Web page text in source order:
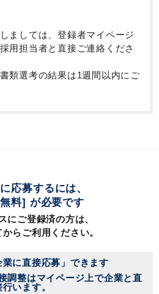
ましては、登録者マイページ
用担当者と直接ご連絡くださ
類選考の結果は1週間以内にご
応募するには、
料] が必要です
にご登録済の方は、
らご利用ください。
に直接応募」できます
調整はマイページ上で企業と直
行います。